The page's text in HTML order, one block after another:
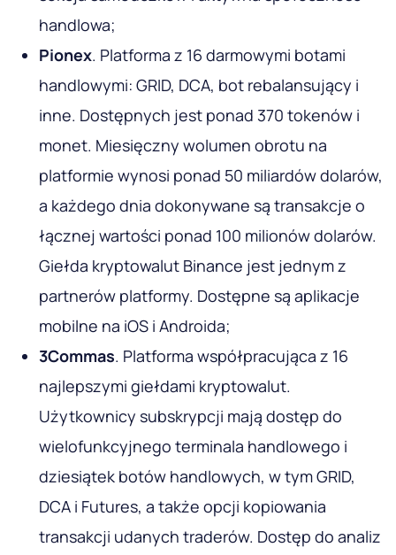
handlowa;
Pionex. Platforma z 16 darmowymi botami
handlowymi: GRID, DCA, bot rebalansujący i
inne. Dostępnych jest ponad 370 tokenów i
monet. Miesięczny wolumen obrotu na
platformie wynosi ponad 50 miliardów dolarów,
a każdego dnia dokonywane są transakcje o
łącznej wartości ponad 100 milionów dolarów.
Giełda kryptowalut Binance jest jednym z
partnerów platformy. Dostępne są aplikacje
mobilne na iOS i Androida;
3Commas. Platforma współpracująca z 16
najlepszymi giełdami kryptowalut.
Użytkownicy subskrypcji mają dostęp do
wielofunkcyjnego terminala handlowego i
dziesiątek botów handlowych, w tym GRID,
DCA i Futures, a także opcji kopiowania
transakcji udanych traderów. Dostęp do analiz